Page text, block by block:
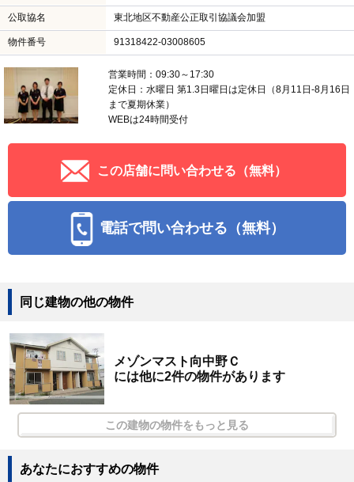
公取協名 東北地区不動産公正取引協議会加盟
物件番号 91318422-03008605
営業時間：09:30～17:30
定休日：水曜日 第1.3日曜日は定休日（8月11日-8月16日
まで夏期休業）
WEBは24時間受付
この店舗に問い合わせる（無料）
電話で問い合わせる（無料）
同じ建物の他の物件
メゾンマスト向中野Ｃ
には他に2件の物件があります
この建物の物件をもっと見る
あなたにおすすめの物件